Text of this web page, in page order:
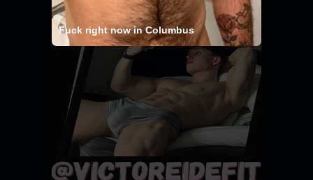
¿Qué te pareció este relato?
Fuck right now in Columbus